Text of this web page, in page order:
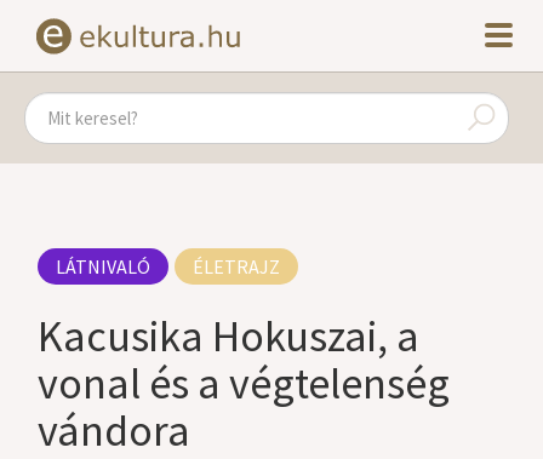
LÁTNIVALÓ ÉLETRAJZ
Kacusika Hokuszai, a
vonal és a végtelenség
vándora